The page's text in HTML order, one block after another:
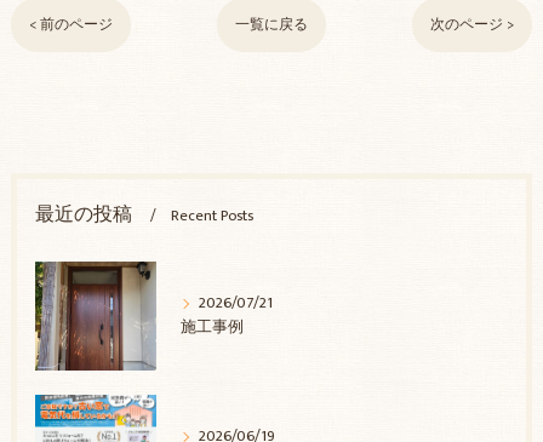
< 前のページ 一覧に戻る 次のページ >
最近の投稿 Recent Posts
2026/07/21
施工事例
2026/06/19